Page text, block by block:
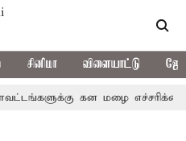
சினிமா விளையாட்டு
கன மழை எச்சரிக்கை